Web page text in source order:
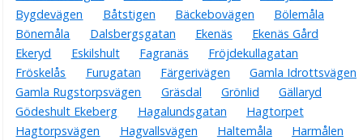
Bygdevägen
Båtstigen Bäckebovägen
Bölemåla
Bönemåla
Dalsbergsgatan Ekenäs
Ekenäs Gård
Ekeryd
Eskilshult Fagranäs
Fröjdekullagatan
Fröskelås
Furugatan Färgerivägen
Gamla Idrottsvägen
Gamla Rugstorpsvägen
Gräsdal Grönlid
Gällaryd
Gödeshult Ekeberg
Hagalundsgatan
Hagtorpet
Hagtorpsvägen
Hagvallsvägen Haltemåla
Harmålen